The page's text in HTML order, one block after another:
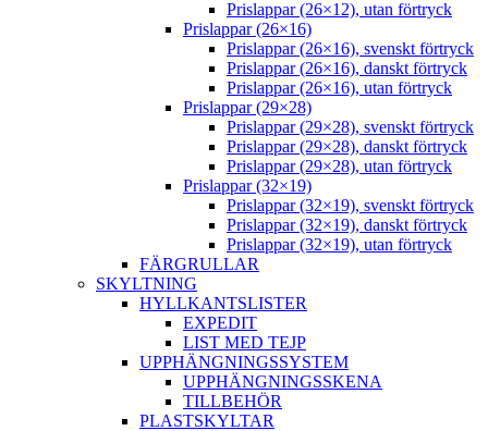
Prislappar (26×12), utan förtryck
Prislappar (26×16)
Prislappar (26×16), svenskt förtryck
Prislappar (26×16), danskt förtryck
Prislappar (26×16), utan förtryck
Prislappar (29×28)
Prislappar (29×28), svenskt förtryck
Prislappar (29×28), danskt förtryck
Prislappar (29×28), utan förtryck
Prislappar (32×19)
Prislappar (32×19), svenskt förtryck
Prislappar (32×19), danskt förtryck
Prislappar (32×19), utan förtryck
FÄRGRULLAR
SKYLTNING
HYLLKANTSLISTER
EXPEDIT
LIST MED TEJP
UPPHÄNGNINGSSYSTEM
UPPHÄNGNINGSSKENA
TILLBEHÖR
PLASTSKYLTAR